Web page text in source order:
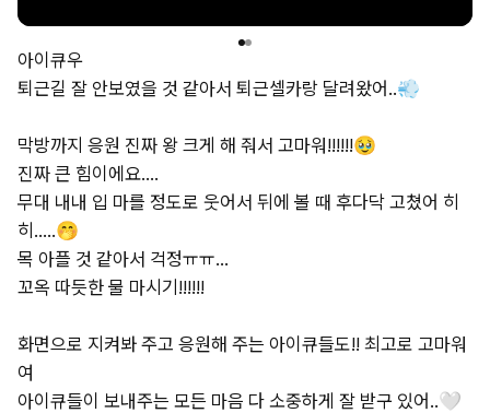
아이큐우
퇴근길 잘 안보였을 것 같아서 퇴근셀카랑 달려왔어..💨
막방까지 응원 진짜 왕 크게 해 줘서 고마워!!!!!!🥹
진짜 큰 힘이에요....
무대 내내 입 마를 정도로 웃어서 뒤에 볼 때 후다닥 고쳤어 히
히.....🤭
목 아플 것 같아서 걱정ㅠㅠ...
꼬옥 따듯한 물 마시기!!!!!!
화면으로 지켜봐 주고 응원해 주는 아이큐들도!! 최고로 고마워
여
아이큐들이 보내주는 모든 마음 다 소중하게 잘 받구 있어..🤍